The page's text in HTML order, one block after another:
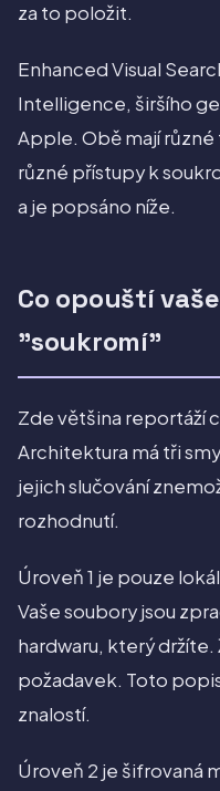
za to položit.
Enhanced Visual
Intelligence, širšího
Apple. Obě mají
různé přístupy k
a je popsáno níže.
Co opouští
"soukromí"
Zde většina reportáží
Architektura má tři
jejich slučování
rozhodnutí.
Úroveň 1 je pouze
Vaše soubory jsou
hardwaru, který držíte.
požadavek. Toto
znalostí.
Úroveň 2 je šifrovaná